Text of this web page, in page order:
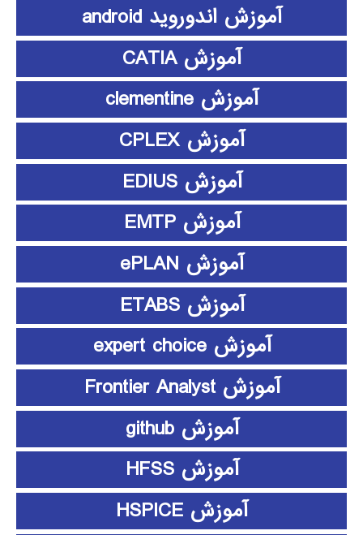
آموزش اندوروید android
آموزش CATIA
آموزش clementine
آموزش CPLEX
آموزش EDIUS
آموزش EMTP
آموزش ePLAN
آموزش ETABS
آموزش expert choice
آموزش Frontier Analyst
آموزش github
آموزش HFSS
آموزش HSPICE